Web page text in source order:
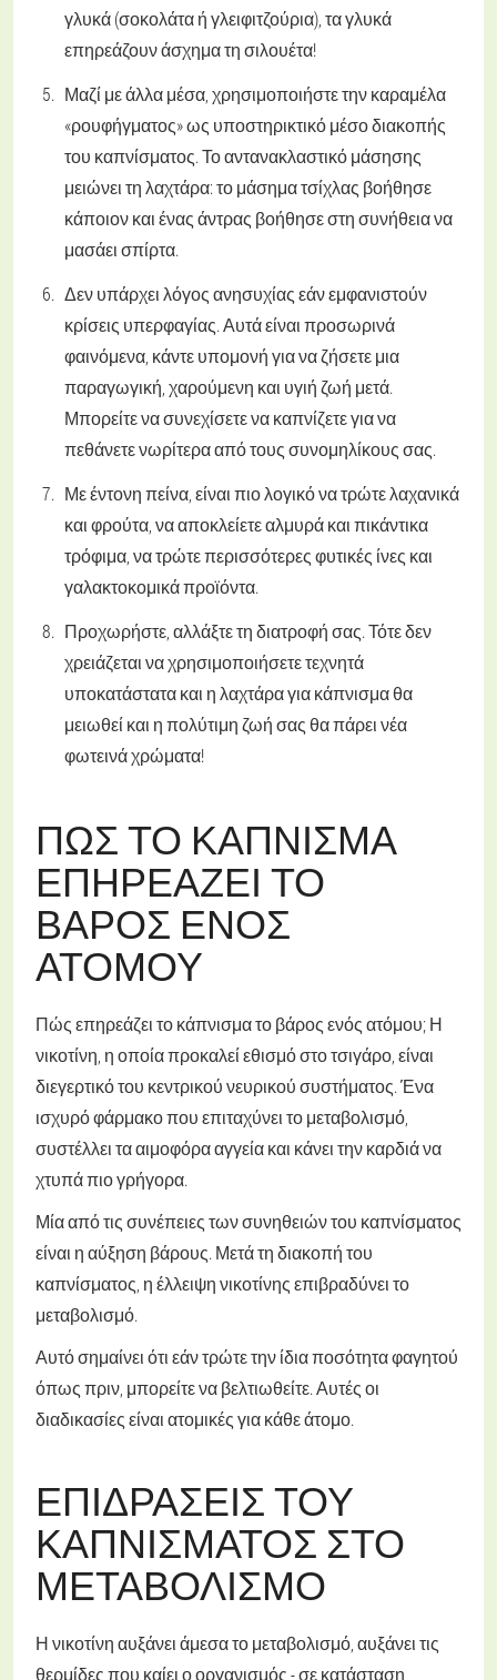
γλυκά (σοκολάτα ή γλειφιτζούρια), τα γλυκά
επηρεάζουν άσχημα τη σιλουέτα!
Μαζί με άλλα μέσα, χρησιμοποιήστε την καραμέλα
«ρουφήγματος» ως υποστηρικτικό μέσο διακοπής
του καπνίσματος. Το αντανακλαστικό μάσησης
μειώνει τη λαχτάρα: το μάσημα τσίχλας βοήθησε
κάποιον και ένας άντρας βοήθησε στη συνήθεια να
μασάει σπίρτα.
Δεν υπάρχει λόγος ανησυχίας εάν εμφανιστούν
κρίσεις υπερφαγίας. Αυτά είναι προσωρινά
φαινόμενα, κάντε υπομονή για να ζήσετε μια
παραγωγική, χαρούμενη και υγιή ζωή μετά.
Μπορείτε να συνεχίσετε να καπνίζετε για να
πεθάνετε νωρίτερα από τους συνομηλίκους σας.
Με έντονη πείνα, είναι πιο λογικό να τρώτε λαχανικά
και φρούτα, να αποκλείετε αλμυρά και πικάντικα
τρόφιμα, να τρώτε περισσότερες φυτικές ίνες και
γαλακτοκομικά προϊόντα.
Προχωρήστε, αλλάξτε τη διατροφή σας. Τότε δεν
χρειάζεται να χρησιμοποιήσετε τεχνητά
υποκατάστατα και η λαχτάρα για κάπνισμα θα
μειωθεί και η πολύτιμη ζωή σας θα πάρει νέα
φωτεινά χρώματα!
ΠΏΣ ΤΟ ΚΆΠΝΙΣΜΑ
ΕΠΗΡΕΆΖΕΙ ΤΟ
ΒΆΡΟΣ ΕΝΌΣ
ΑΤΌΜΟΥ
Πώς επηρεάζει το κάπνισμα το βάρος ενός ατόμου; Η
νικοτίνη, η οποία προκαλεί εθισμό στο τσιγάρο, είναι
διεγερτικό του κεντρικού νευρικού συστήματος. Ένα
ισχυρό φάρμακο που επιταχύνει το μεταβολισμό,
συστέλλει τα αιμοφόρα αγγεία και κάνει την καρδιά να
χτυπά πιο γρήγορα.
Μία από τις συνέπειες των συνηθειών του καπνίσματος
είναι η αύξηση βάρους. Μετά τη διακοπή του
καπνίσματος, η έλλειψη νικοτίνης επιβραδύνει το
μεταβολισμό.
Αυτό σημαίνει ότι εάν τρώτε την ίδια ποσότητα φαγητού
όπως πριν, μπορείτε να βελτιωθείτε. Αυτές οι
διαδικασίες είναι ατομικές για κάθε άτομο.
ΕΠΙΔΡΆΣΕΙΣ ΤΟΥ
ΚΑΠΝΊΣΜΑΤΟΣ ΣΤΟ
ΜΕΤΑΒΟΛΙΣΜΌ
Η νικοτίνη αυξάνει άμεσα το μεταβολισμό, αυξάνει τις
θερμίδες που καίει ο οργανισμός - σε κατάσταση